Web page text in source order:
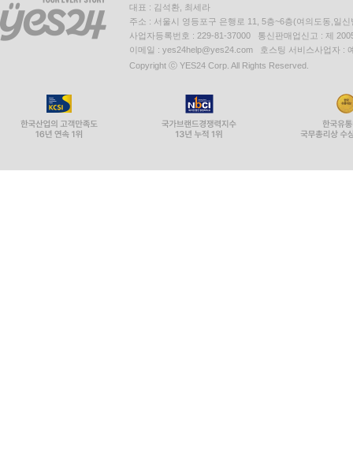
대표 : 김석환, 최세라
주소 : 서울시 영등포구 은행로 11, 5층~6층(여의도동,일신
사업자등록번호 : 229-81-37000 통신판매업신고 : 제
이메일 : yes24help@yes24.com 호스팅 서비스사업자 :
Copyright ⓒ YES24 Corp. All Rights Reserved.